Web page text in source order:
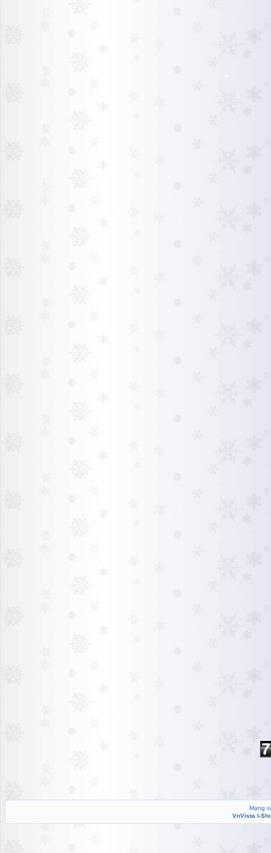
Mạng
VnVista I-